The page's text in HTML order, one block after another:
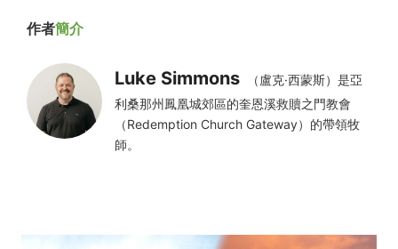
作者簡介
Luke Simmons
（盧克·西蒙斯）是亞
利桑那州鳳凰城郊區的奎恩溪救贖之門教會
（Redemption Church Gateway）的帶領牧
師。